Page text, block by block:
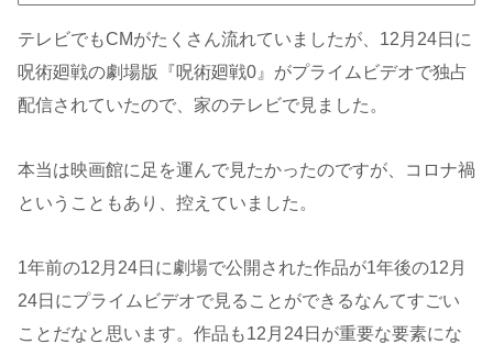
テレビでもCMがたくさん流れていましたが、12月24日に
呪術廻戦の劇場版『呪術廻戦0』がプライムビデオで独占
配信されていたので、家のテレビで見ました。
本当は映画館に足を運んで見たかったのですが、コロナ禍
ということもあり、控えていました。
1年前の12月24日に劇場で公開された作品が1年後の12月
24日にプライムビデオで見ることができるなんてすごい
ことだなと思います。作品も12月24日が重要な要素にな